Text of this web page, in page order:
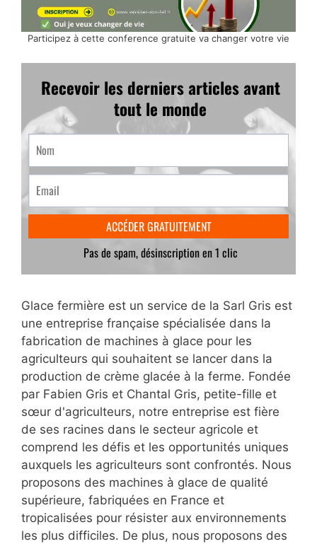
Participez à cette conference gratuite va changer votre vie
Glace fermière est un service de la Sarl Gris est
une entreprise française spécialisée dans la
fabrication de machines à glace pour les
agriculteurs qui souhaitent se lancer dans la
production de crème glacée à la ferme. Fondée
par Fabien Gris et Chantal Gris, petite-fille et
sœur d'agriculteurs, notre entreprise est fière
de ses racines dans le secteur agricole et
comprend les défis et les opportunités uniques
auxquels les agriculteurs sont confrontés. Nous
proposons des machines à glace de qualité
supérieure, fabriquées en France et
tropicalisées pour résister aux environnements
les plus difficiles. De plus, nous proposons des